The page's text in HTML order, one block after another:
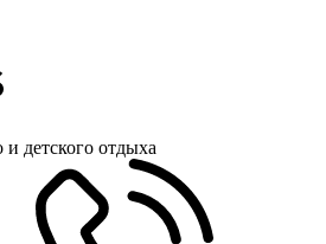
детского отдыха